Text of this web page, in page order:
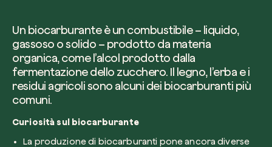
Richiedi consulenza
Un biocarburante è un combustibile – liquido,
gassoso o solido – prodotto da materia
organica, come l’alcol prodotto dalla
fermentazione dello zucchero. Il legno, l’erba e i
residui agricoli sono alcuni dei biocarburanti più
comuni.
Curiosità sul biocarburante
La produzione di biocarburanti pone ancora diverse
Nome e Cognome*
Email di lavoro*